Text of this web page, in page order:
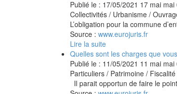
Publié le : 17/05/2021 17 mai mai
Collectivités / Urbanisme /
L’obligation pour la commune
Source : www.eurojuris.fr
Lire la suite
Quelles sont les charges que
Publié le : 11/05/2021 11 mai mai
Particuliers / Patrimoine / Fiscalité
Il parait opportun de faire le